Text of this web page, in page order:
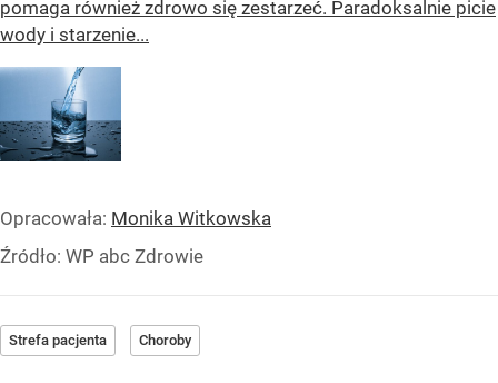
pomaga również zdrowo się zestarzeć. Paradoksalnie picie
wody i starzenie...
Opracowała: Monika Witkowska
Źródło: WP abc Zdrowie
Strefa pacjenta Choroby